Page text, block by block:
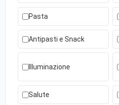
Pasta
Antipasti e Snack
Illuminazione
Salute